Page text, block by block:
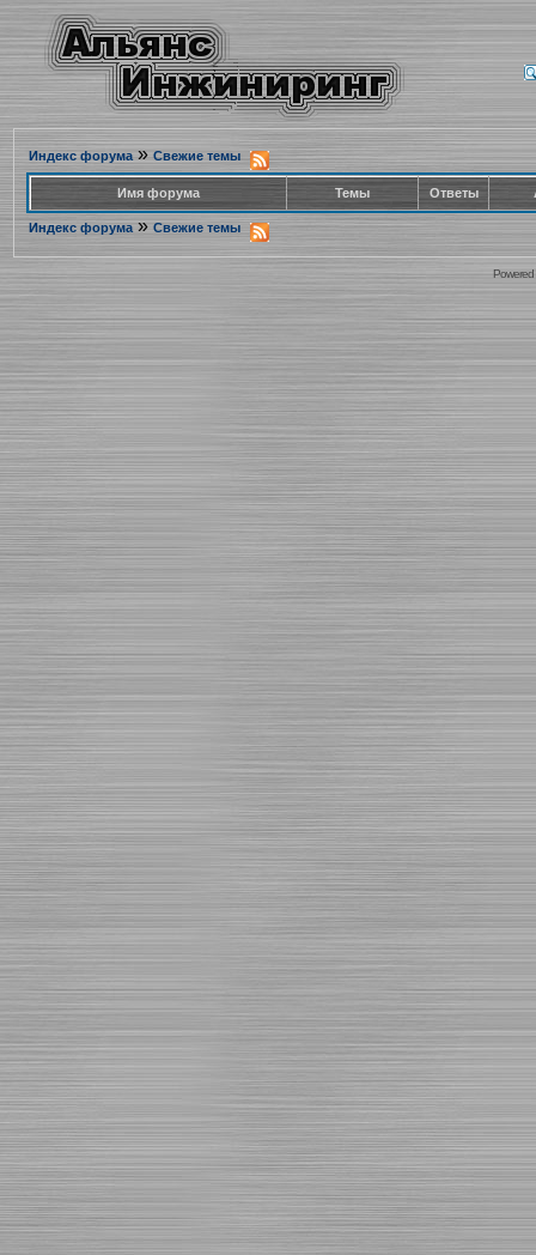
Индекс форума» Свежие темы
Имя форума Темы Ответы
Индекс форума » Свежие темы